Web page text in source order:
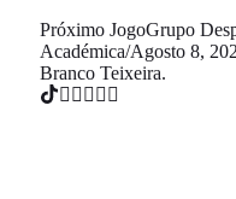
Próximo JogoGrupo
Académica/Agosto 8,
Branco Teixeira.